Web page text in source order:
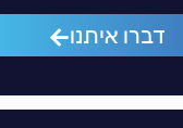
דברו איתנו